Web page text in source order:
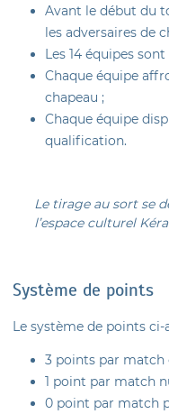
Avant le début du
les adversaires de
Les 14 équipes
Chaque équipe
chapeau ;
Chaque équipe
qualification.
Le tirage au sort se
l’espace culturel
Système de points
Le système de points
3 points par match
1 point par match
0 point par match